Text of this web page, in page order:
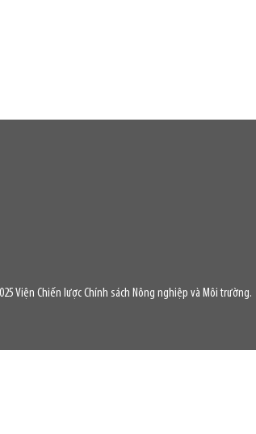
Viện Chiến lược Chính sách Nông nghiệp và Môi trường.